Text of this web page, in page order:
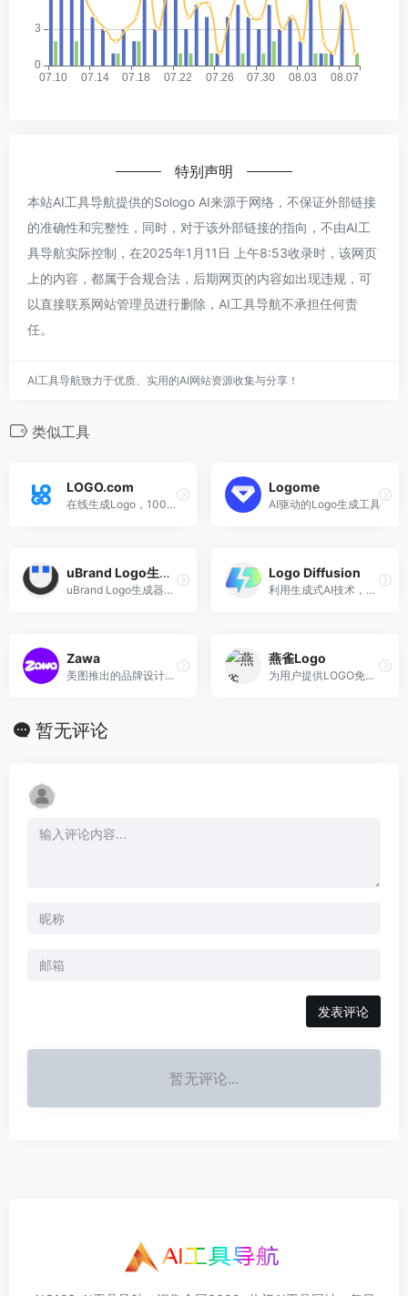
特别声明
本站AI工具导航提供的Sologo AI来源于网络，不保证外部链接
的准确性和完整性，同时，对于该外部链接的指向，不由AI工
具导航实际控制，在2025年1月11日 上午8:53收录时，该网页
上的内容，都属于合规合法，后期网页的内容如出现违规，可
以直接联系网站管理员进行删除，AI工具导航不承担任何责
任。
AI工具导航致力于优质、实用的AI网站资源收集与分享！
类似工具
LOGO.com
在线生成Logo，100%免费
Logome
AI驱动的Logo生成工具
uBrand Logo生成器
uBrand Logo生成器是一款强大的AI智能LOGO设计工具。
Logo Diffusion
利用生成式AI技术，在几秒钟内创建Logo
Zawa
美图推出的品牌设计AI智能体
燕雀Logo
为用户提供LOGO免费设计在线生成服务
暂无评论
发表评论
暂无评论...